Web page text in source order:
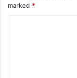
marked *